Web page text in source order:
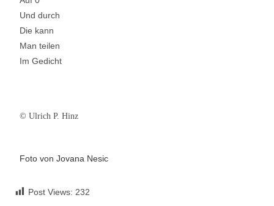
Und durch
Die kann
Man teilen
Im Gedicht
© Ulrich P. Hinz
Foto von Jovana Nesic
Post Views: 232